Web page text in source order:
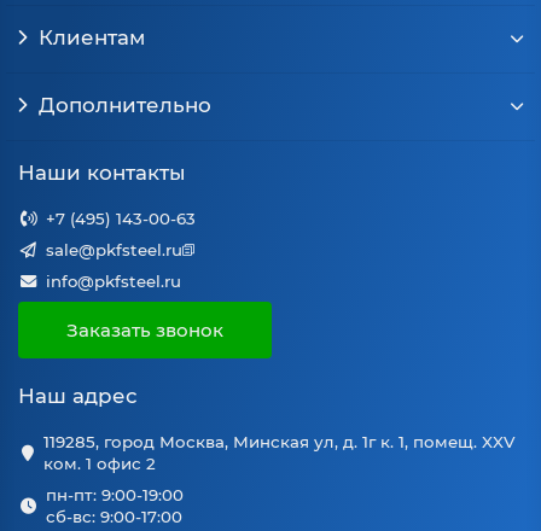
Клиентам
Дополнительно
Наши контакты
+7 (495) 143-00-63
sale@pkfsteel.ru
info@pkfsteel.ru
Заказать звонок
Наш адрес
119285, город Москва, Минская ул, д. 1г к. 1, помещ. XXV
ком. 1 офис 2
пн-пт: 9:00-19:00
сб-вс: 9:00-17:00